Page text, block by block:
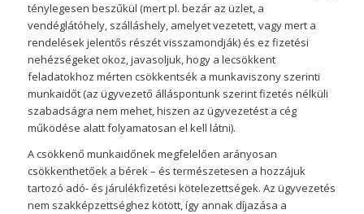
ténylegesen beszűkül (mert pl. bezár az üzlet, a
vendéglátóhely, szálláshely, amelyet vezetett, vagy mert a
rendelések jelentős részét visszamondják) és ez fizetési
nehézségeket okoz, javasoljuk, hogy a lecsökkent
feladatokhoz mérten csökkentsék a munkaviszony szerinti
munkaidőt (az ügyvezető álláspontunk szerint fizetés nélküli
szabadságra nem mehet, hiszen az ügyvezetést a cég
működése alatt folyamatosan el kell látni).
A csökkenő munkaidőnek megfelelően arányosan
csökkenthetőek a bérek – és természetesen a hozzájuk
tartozó adó- és járulékfizetési kötelezettségek. Az ügyvezetés
nem szakképzettséghez kötött, így annak díjazása a